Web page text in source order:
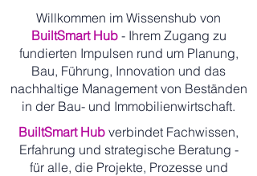
Willkommen im Wissenshub von
BuiltSmart Hub- Ihrem Zugang zu
fundierten Impulsen rund um Planung,
Bau, Führung, Innovation und das
nachhaltige Management von Beständen
in der Bau- und Immobilienwirtschaft.
BuiltSmart Hub verbindet Fachwissen,
Erfahrung und strategische Beratung -
für alle, die Projekte, Prozesse und